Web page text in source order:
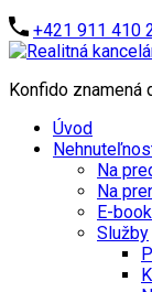
+421 911 410
Konfido znamená
Úvod
Na
Na
E-
Služby